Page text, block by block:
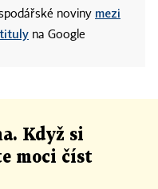
noviny mezi
na Google
Když si
moci číst